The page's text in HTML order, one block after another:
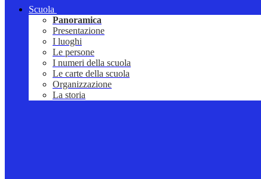
Scuola
Panoramica
Presentazione
I luoghi
Le persone
I numeri della scuola
Le carte della scuola
Organizzazione
La storia